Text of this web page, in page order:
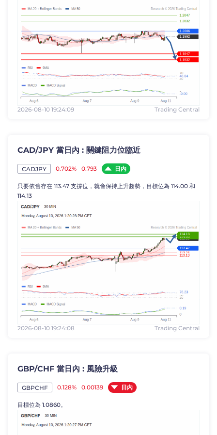
2026-08-10 19:24:09 Trading Central
CAD/JPY 當日內 : 關鍵阻力位臨近
CADJPY 0.702% 0.793 日內
只要依舊存在 113.47 支撐位，就會保持上升趨勢，目標位為 114.00 和
114.13
2026-08-10 19:24:08 Trading Central
GBP/CHF 當日內 : 風險升級
GBPCHF 0.128% 0.00139 日內
目標位為 1.0860。